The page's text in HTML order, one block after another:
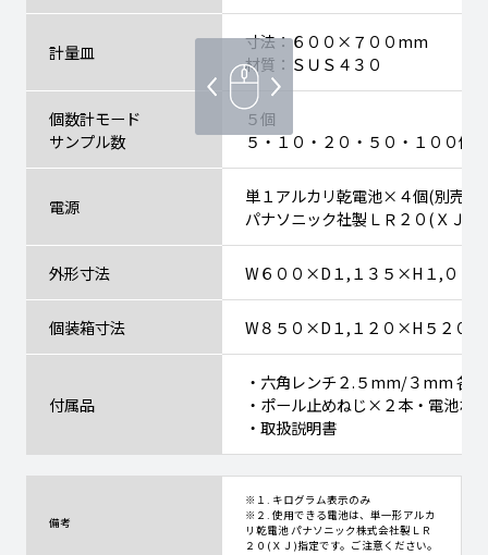
計量皿
寸法：６００×７００mm
材質：ＳＵＳ４３０
個数計モード
サンプル数
５個
５・１０・２０・５０・１００個
電源
単１アルカリ乾電池×４個(別売)
パナソニック社製ＬＲ２０(ＸＪ)
外形寸法 W６００×D１,１３５×H１,０７
個装箱寸法 W８５０×D１,１２０×H５２０
付属品
・六角レンチ２.５mm/３mm 各
・ポール止めねじ×２本・電池ボ
・取扱説明書
備考
※１. キログラム表示のみ
※２. 使用できる電池は、単一形アルカ
リ乾電池 パナソニック株式会社製ＬＲ
２０(ＸＪ)指定です。ご注意ください。